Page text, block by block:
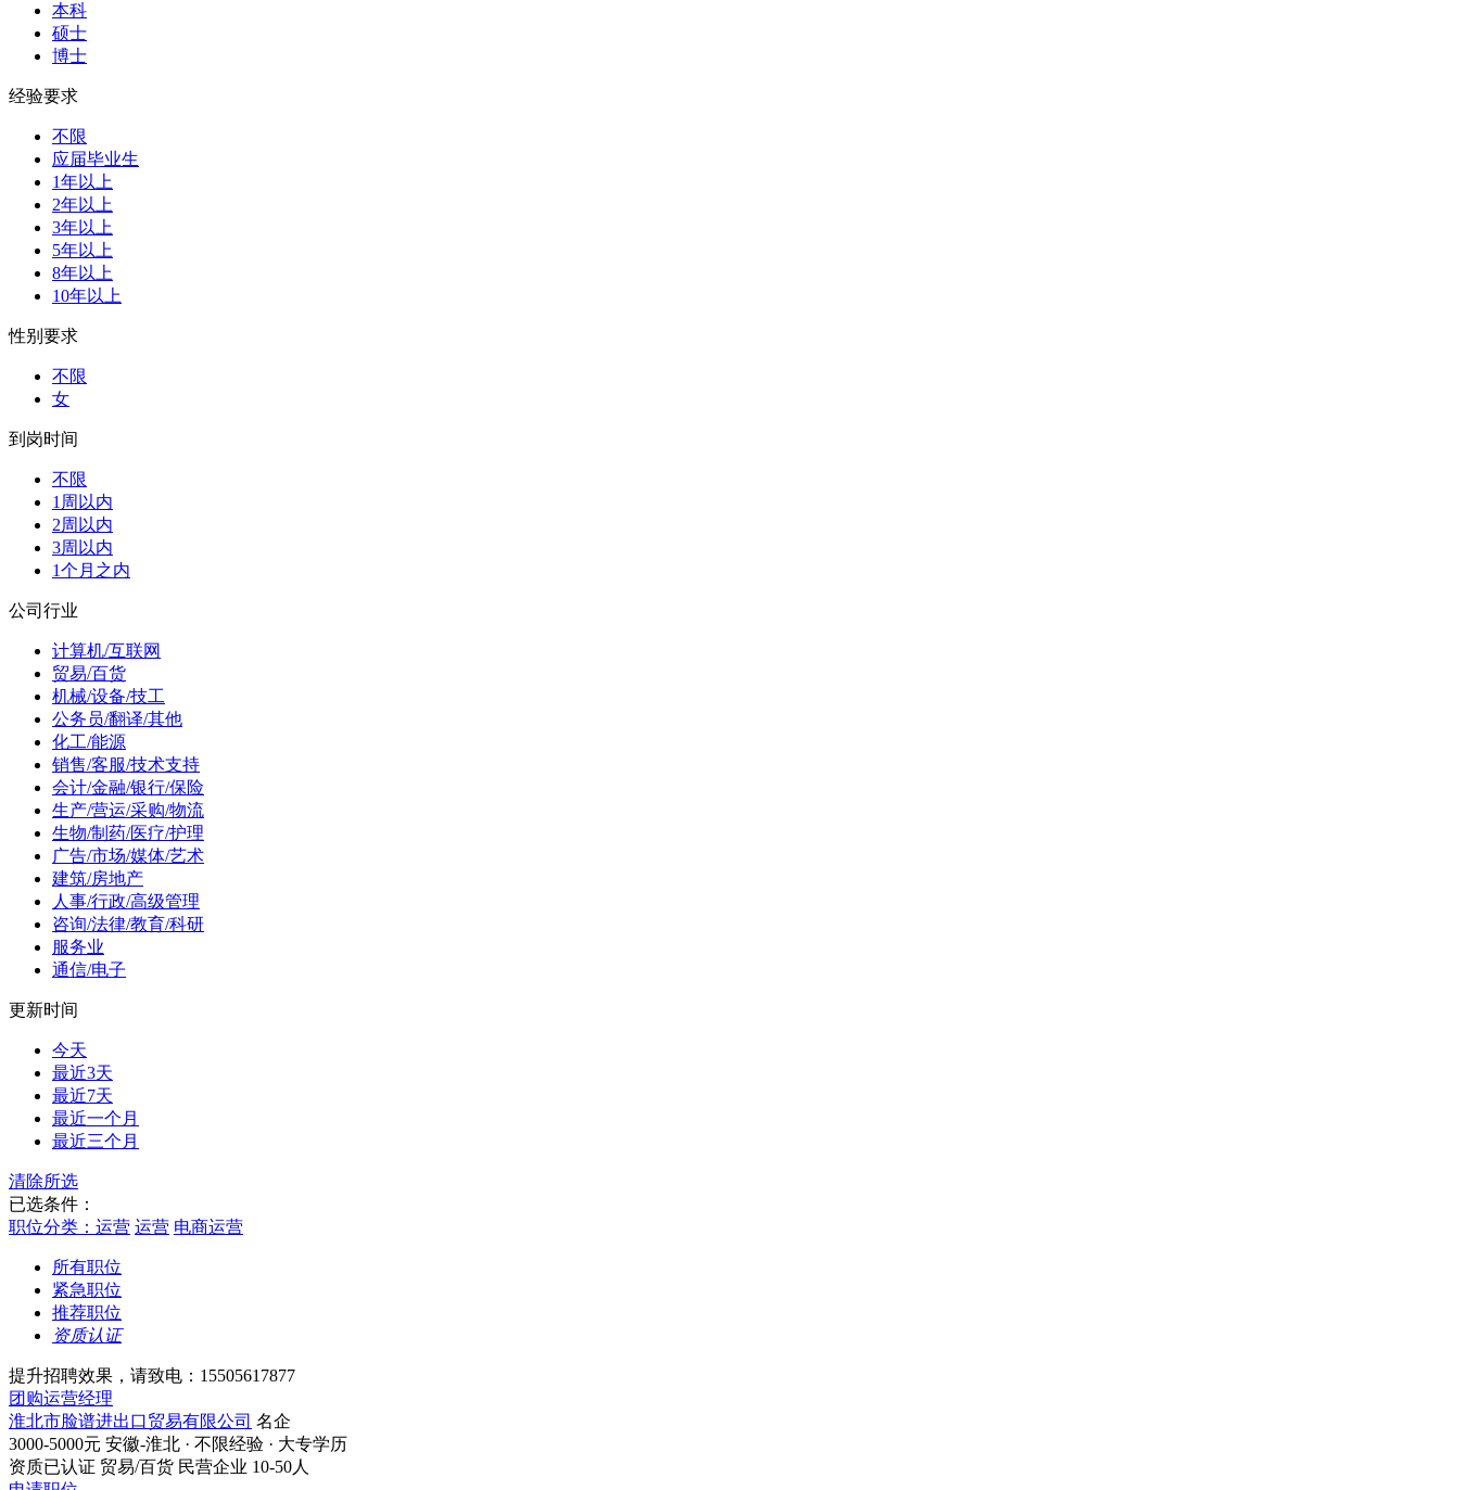
本科
硕士
博士
经验要求
不限
应届毕业生
1年以上
2年以上
3年以上
5年以上
8年以上
10年以上
性别要求
不限
女
到岗时间
不限
1周以内
2周以内
3周以内
1个月之内
公司行业
计算机/互联网
贸易/百货
机械/设备/技工
公务员/翻译/其他
化工/能源
销售/客服/技术支持
会计/金融/银行/保险
生产/营运/采购/物流
生物/制药/医疗/护理
广告/市场/媒体/艺术
建筑/房地产
人事/行政/高级管理
咨询/法律/教育/科研
服务业
通信/电子
更新时间
今天
最近3天
最近7天
最近一个月
最近三个月
清除所选
已选条件：
职位分类：运营 运营 电商运营
所有职位
紧急职位
推荐职位
资质认证
提升招聘效果，请致电：15505617877
团购运营经理
淮北市脸谱进出口贸易有限公司 名企
3000-5000元 安徽-淮北 · 不限经验 · 大专学历
资质已认证 贸易/百货 民营企业 10-50人